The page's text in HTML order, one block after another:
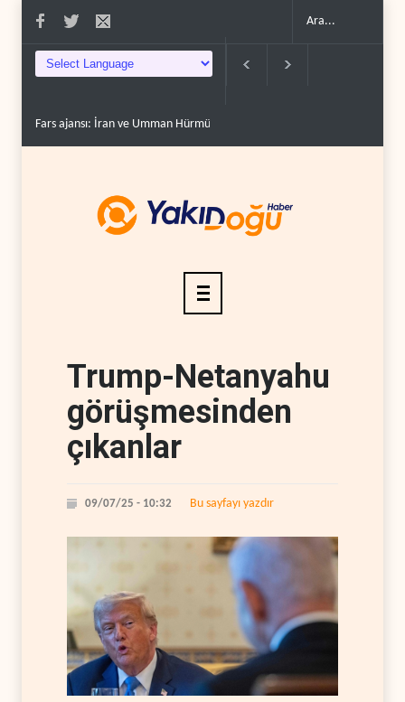
İran ve Umman Hürmüz Boğazı için geçiş..
Trump-Netanyahu
görüşmesinden
çıkanlar
09/07/25 - 10:32 Bu sayfayı yazdır